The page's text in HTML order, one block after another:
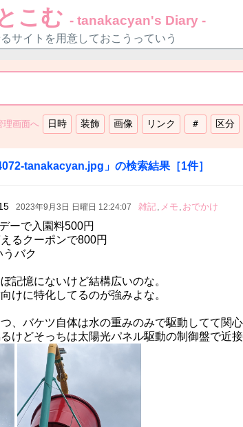
こむ - tanakacyan's Diary -
サイトを用意しておこうっていう
理画面へ
tanakacyan.jpg 」の検索結果 ［1件］
2023年9月3日 日曜日 12:24:07 雑記, メモ , おでかけ
ーで入園料500円
るクーポンで800円
バク
記憶にないけど結構広いのな。
けに特化してるのが強みよな。
、バケツ自体は水の重みのみで駆動してて関心
けどそっちは太陽光パネル駆動の制御盤で近